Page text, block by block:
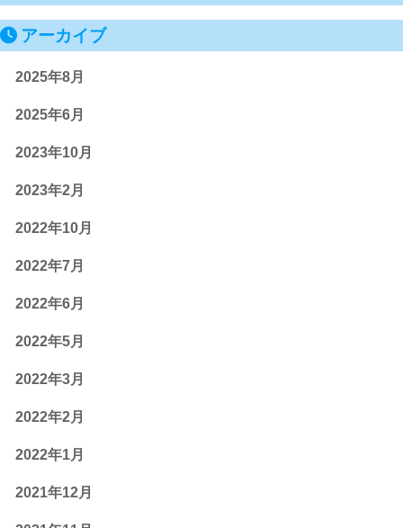
アーカイブ
2025年8月
2025年6月
2023年10月
2023年2月
2022年10月
2022年7月
2022年6月
2022年5月
2022年3月
2022年2月
2022年1月
2021年12月